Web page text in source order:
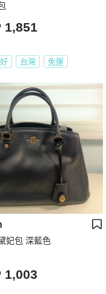
1,851
台灣 免運
妃包 深藍色
1,003